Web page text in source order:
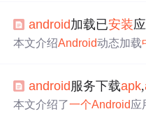
tudio创建一个库模块，编
细步骤包括创建Android工
android加载已安装
本文介绍Android动态加载
同时指出该 方法虽获取资
安装、无法动态设置style等
android服务下载apk,
本文介绍了一个Android应